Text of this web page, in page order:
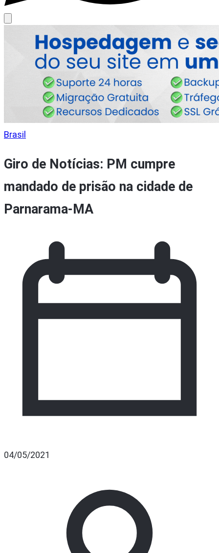
Brasil
Giro de Notícias: PM cumpre
mandado de prisão na cidade de
Parnarama-MA
04/05/2021